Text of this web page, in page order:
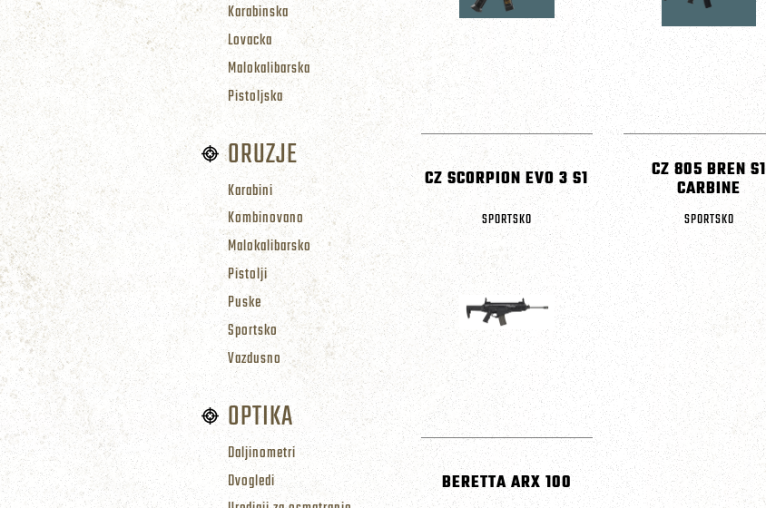
Karabinska
Lovacka
Malokalibarska
Pistoljska
ORUZJE
Karabini
Kombinovano
Malokalibarsko
Pistolji
Puske
Sportsko
Vazdusno
OPTIKA
Daljinometri
Dvogledi
CZ SCORPION EVO 3 S1
SPORTSKO
CZ 805 BREN S1
CARBINE
SPORTSKO
BERETTA ARX 100